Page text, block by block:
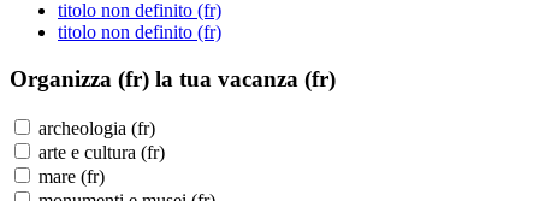
titolo non definito (fr)
titolo non definito (fr)
Organizza (fr) la tua vacanza (fr)
archeologia (fr)
arte e cultura (fr)
mare (fr)